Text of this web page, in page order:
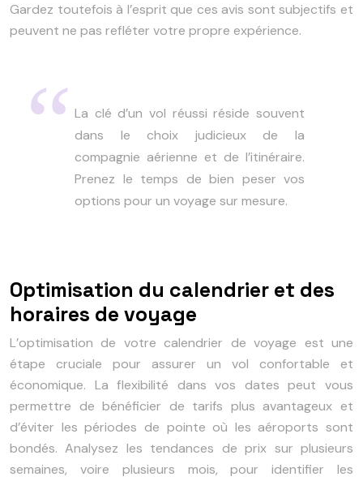
Gardez toutefois à l’esprit que ces avis sont subjectifs et
peuvent ne pas refléter votre propre expérience.
La clé d’un vol réussi réside souvent
dans le choix judicieux de la
compagnie aérienne et de l’itinéraire.
Prenez le temps de bien peser vos
options pour un voyage sur mesure.
Optimisation du calendrier et des
horaires de voyage
L’optimisation de votre calendrier de voyage est une
étape cruciale pour assurer un vol confortable et
économique. La flexibilité dans vos dates peut vous
permettre de bénéficier de tarifs plus avantageux et
d’éviter les périodes de pointe où les aéroports sont
bondés. Analysez les tendances de prix sur plusieurs
semaines, voire plusieurs mois, pour identifier les